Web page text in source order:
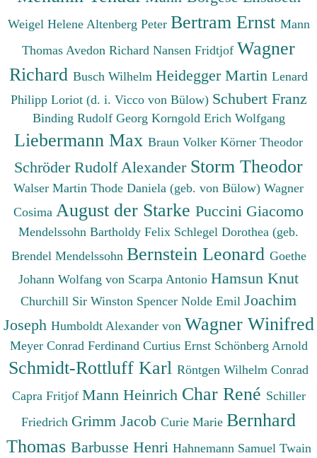
Weigel Helene Altenberg Peter Bertram Ernst Mann
Thomas Avedon Richard Nansen Fridtjof Wagner
Richard Busch Wilhelm Heidegger Martin Lenard
Philipp Loriot (d. i. Vicco von Bülow) Schubert Franz
Binding Rudolf Georg Korngold Erich Wolfgang
Liebermann Max Braun Volker Körner Theodor
Schröder Rudolf Alexander Storm Theodor
Walser Martin Thode Daniela (geb. von Bülow) Wagner
Cosima August der Starke Puccini Giacomo
Mendelssohn Bartholdy Felix Schlegel Dorothea (geb.
Brendel Mendelssohn Bernstein Leonard Goethe
Johann Wolfang von Scarpa Antonio Hamsun Knut
Churchill Sir Winston Spencer Nolde Emil Joachim
Joseph Humboldt Alexander von Wagner Winifred
Meyer Conrad Ferdinand Curtius Ernst Schönberg Arnold
Schmidt-Rottluff Karl Röntgen Wilhelm Conrad
Capra Fritjof Mann Heinrich Char René Schiller
Friedrich Grimm Jacob Curie Marie Bernhard
Thomas Barbusse Henri Hahnemann Samuel Twain